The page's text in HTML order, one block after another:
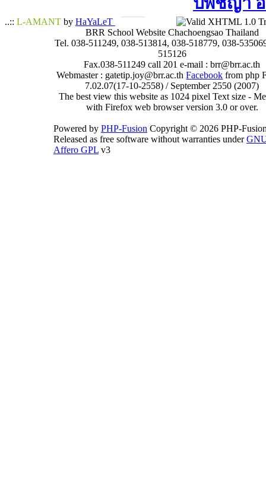
..:: L-AMANT by HaYaLeT
BRR School Website Chachoengsao Thailand
Tel. 038-511249, 038-513814, 038-518779, 038-
515126
Fax.038-511249 call 201 e-mail : brr@brr.ac.th
Webmaster : gatetip.joy@brr.ac.thFacebook from php
7.02.07(17-10-2558) / September 2550 (2007)
The best view this website as 1024 pixel Text size -
with Firefox web browser version 3.0 or over.
Powered by PHP-Fusion Copyright © 2026 PHP-
Released as free software without warranties under
Affero GPL v3